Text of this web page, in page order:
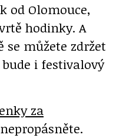
od Olomouce,
hodinky. A
můžete zdržet
i festivalový
za